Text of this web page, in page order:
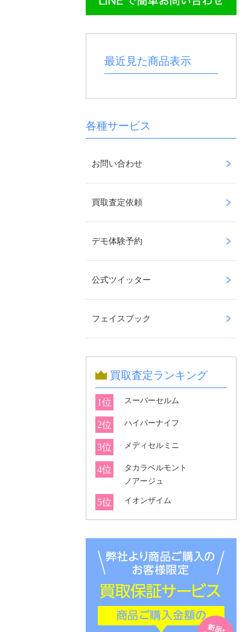
最近見た商品表示
各種サービス
お問い合わせ
買取査定依頼
デモ体験予約
公式ツイッター
フェイスブック
買取査定ランキング
1位 スーパーセルム
2位 ハイパーナイフ
3位 メディセルミニ
4位
タカラベルモント
ノアージュ
5位 イオンザイム